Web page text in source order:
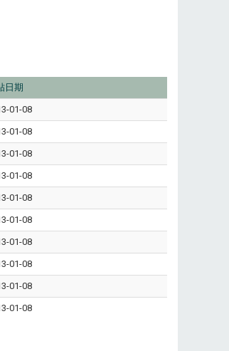
日期
01-08
01-08
01-08
01-08
01-08
01-08
01-08
01-08
01-08
01-08